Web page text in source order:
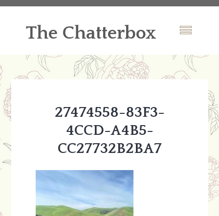
The Chatterbox
27474558-83F3-
4CCD-A4B5-
CC27732B2BA7